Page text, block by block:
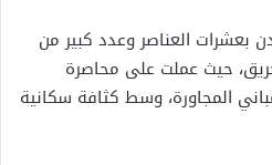
بعشرات العناصر وعدد كبير من
حيث عملت على محاصرة
المجاورة، وسط كثافة سكانية